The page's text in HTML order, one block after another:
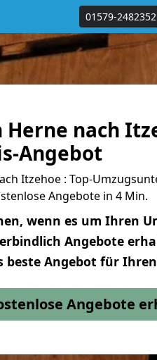
01579-2482352
Herne nach
Angebot
Itzehoe : Top-
Angebote in 4 Min.
wenn es um Ihren
Angebote
beste Angebot für
Angebote